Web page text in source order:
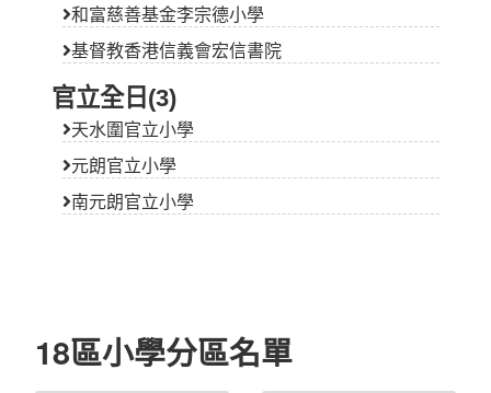
和富慈善基金李宗德小學
基督教香港信義會宏信書院
官立全日(3)
天水圍官立小學
元朗官立小學
南元朗官立小學
18區小學分區名單